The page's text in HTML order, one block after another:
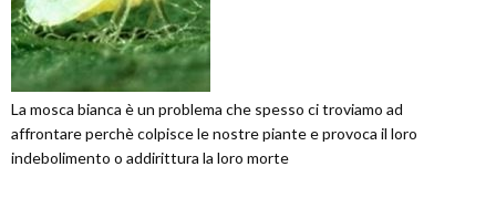
La mosca bianca è un problema che spesso ci troviamo ad
affrontare perchè colpisce le nostre piante e provoca il loro
indebolimento o addirittura la loro morte